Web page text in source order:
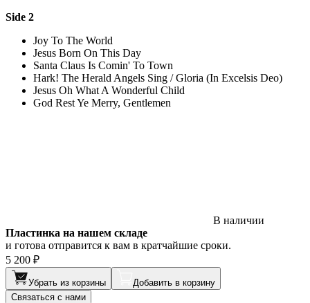
Side 2
Joy To The World
Jesus Born On This Day
Santa Claus Is Comin' To Town
Hark! The Herald Angels Sing / Gloria (In Excelsis Deo)
Jesus Oh What A Wonderful Child
God Rest Ye Merry, Gentlemen
В наличии
Пластинка на нашем складе
и готова отправится к вам в кратчайшие сроки.
5 200 ₽
Убрать из корзины
Добавить в корзину
Связаться с нами